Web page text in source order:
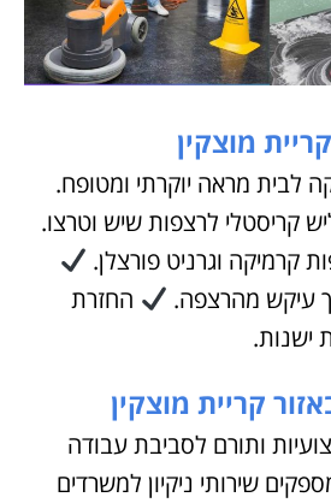
מוצקין
לבית מראה יוקרתי ומטופח.
קריסטלי לרצפות שיש וטרצו.
קרמיקה וגרניט פורצלן.
עיקש מהרצפה.
החזרת
ישנות.
קריית מוצקין
ותורם לסביבת עבודה
שירותי ניקיון למשרדים